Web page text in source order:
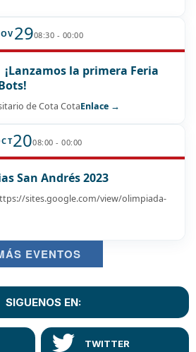
2908:30 - 00:00
la primera Feria
de Cota CotaEnlace →
2008:00 - 00:00
San Andrés 2023
sites.google.com/view/olimpiada-
EVENTOS
SIGUENOS EN: